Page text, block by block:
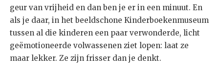
geur van vrijheid en dan ben je er in een minuut. En
als je daar, in het beeldschone Kinderboekenmuseum
tussen al die kinderen een paar verwonderde, licht
geëmotioneerde volwassenen ziet lopen: laat ze
maar lekker. Ze zijn frisser dan je denkt.